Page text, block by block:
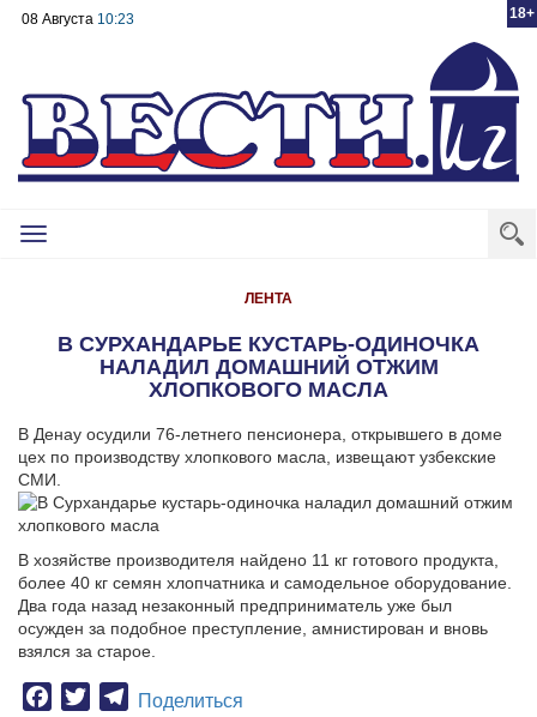
18+
08 Августа 10:23
Toggle
ЛЕНТА
В СУРХАНДАРЬЕ КУСТАРЬ-ОДИНОЧКА
НАЛАДИЛ ДОМАШНИЙ ОТЖИМ
ХЛОПКОВОГО МАСЛА
В Денау осудили 76-летнего пенсионера, открывшего в доме
цех по производству хлопкового масла, извещают узбекские
СМИ.
В хозяйстве производителя найдено 11 кг готового продукта,
более 40 кг семян хлопчатника и самодельное оборудование.
Два года назад незаконный предприниматель уже был
осужден за подобное преступление, амнистирован и вновь
взялся за старое.
Facebook
TwitterTelegram
Поделиться